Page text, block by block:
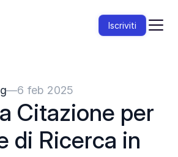
Iscriviti
—6 feb 2025
Citazione per
di Ricerca in